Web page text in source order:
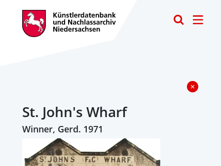
St. John's Wharf
Winner, Gerd. 1971